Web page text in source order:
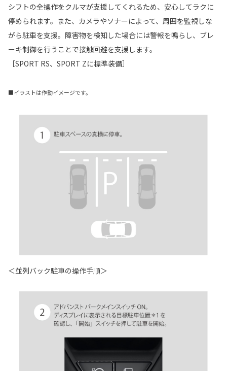
シフトの全操作をクルマが支援してくれるため、安心してラクに
停められます。また、カメラやソナーによって、周囲を監視しな
がら駐車を支援。障害物を検知した場合には警報を鳴らし、ブレ
ーキ制御を行うことで接触回避を支援します。
［SPORT RS、SPORT Zに標準装備］
■イラストは作動イメージです。
＜並列バック駐車の操作手順＞